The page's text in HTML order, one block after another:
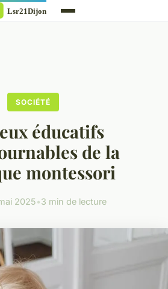
SOCIÉTÉ
éducatifs
de la
montessori
2025•3 min de lecture